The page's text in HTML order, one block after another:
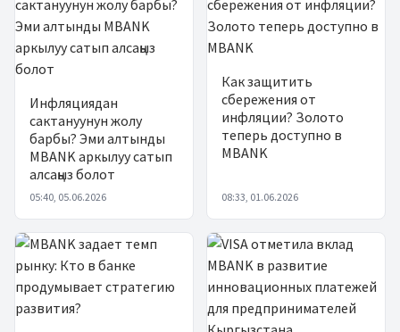
Инфляциядан
сактануунун жолу
барбы? Эми алтынды
MBANK аркылуу сатып
алсаңыз болот
05:40, 05.06.2026
Как защитить
сбережения от
инфляции? Золото
теперь доступно в
MBANK
08:33, 01.06.2026